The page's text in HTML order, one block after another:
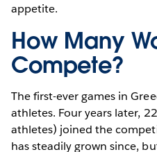
appetite.
How Many
Compete?
The first-ever games in
athletes. Four years later,
athletes) joined the
has steadily grown since,